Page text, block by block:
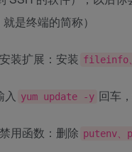
是终端的简称）
装扩展：安装 fileinfo
入 yum update -y 回车
用函数：删除 putenv